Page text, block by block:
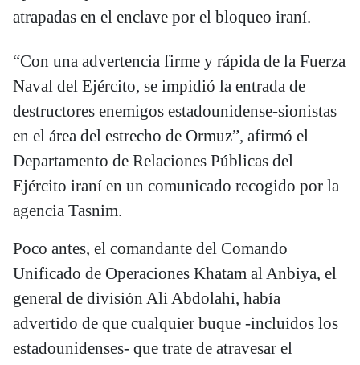
atrapadas en el enclave por el bloqueo iraní.
“Con una advertencia firme y rápida de la Fuerza
Naval del Ejército, se impidió la entrada de
destructores enemigos estadounidense-sionistas
en el área del estrecho de Ormuz”, afirmó el
Departamento de Relaciones Públicas del
Ejército iraní en un comunicado recogido por la
agencia Tasnim.
Poco antes, el comandante del Comando
Unificado de Operaciones Khatam al Anbiya, el
general de división Ali Abdolahi, había
advertido de que cualquier buque -incluidos los
estadounidenses- que trate de atravesar el